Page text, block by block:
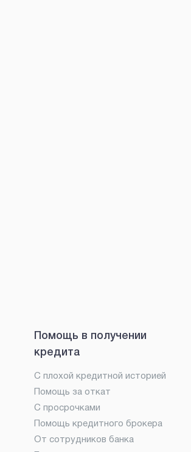
Помощь в получении
кредита
С плохой кредитной историей
Помощь за откат
С просрочками
Помощь кредитного брокера
От сотрудников банка